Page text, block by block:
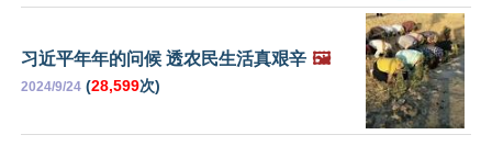
习近平年年的问候 透农民生活真艰辛 🖼️
2024/9/24 (28,599次)